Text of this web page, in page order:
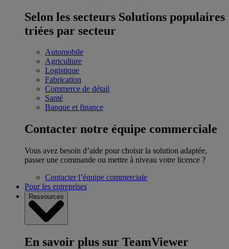
Selon les secteurs Solutions populaires
triées par secteur
Automobile
Agriculture
Logistique
Fabrication
Commerce de détail
Santé
Banque et finance
Contacter notre équipe commerciale
Vous avez besoin d’aide pour choisir la solution adaptée,
passer une commande ou mettre à niveau votre licence ?
Contacter l’équipe commerciale
Pour les entreprises
Ressources
En savoir plus sur TeamViewer